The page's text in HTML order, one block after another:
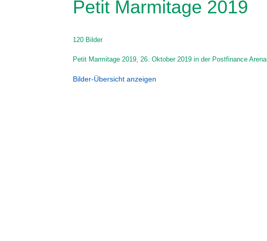
Petit Marmitage 2019
120 Bilder
Petit Marmitage 2019, 26. Oktober 2019 in der Postfinance Arena
Bilder-Übersicht anzeigen